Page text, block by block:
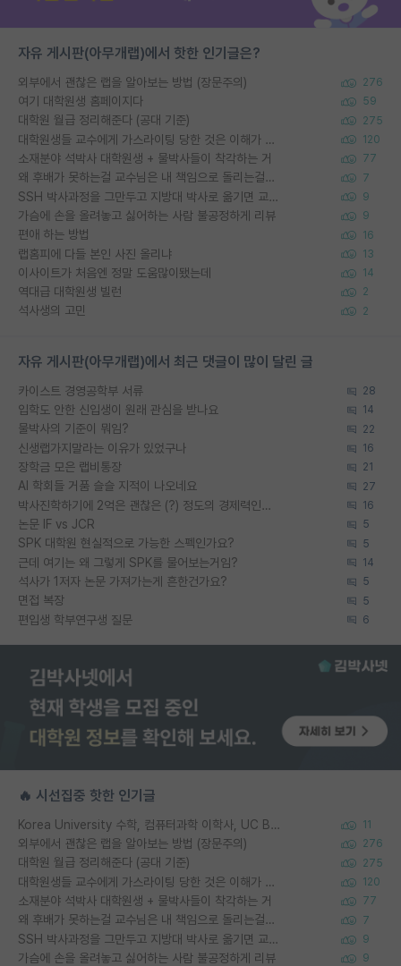
자유 게시판(아무개랩)에서 핫한 인기글은?
외부에서 괜찮은 랩을 알아보는 방법 (장문주의) 276
여기 대학원생 홈페이지다 59
대학원 월급 정리해준다 (공대 기준) 275
대학원생들 교수에게 가스라이팅 당한 것은 이해가 갑니다. 안타깝네요. 120
소재분야 석박사 대학원생 + 물박사들이 착각하는 거 77
왜 후배가 못하는걸 교수님은 내 책임으로 돌리는걸까요? 7
SSH 박사과정을 그만두고 지방대 박사로 옮기면 교수의 꿈은 끝일까요? 9
가슴에 손을 올려놓고 싫어하는 사람 불공정하게 리뷰 9
편애 하는 방법 16
랩홈피에 다들 본인 사진 올리냐 13
이사이트가 처음엔 정말 도움많이됐는데 14
역대급 대학원생 빌런 2
석사생의 고민 2
자유 게시판(아무개랩)에서 최근 댓글이 많이 달린 글
카이스트 경영공학부 서류 28
입학도 안한 신입생이 원래 관심을 받나요 14
물박사의 기준이 뭐임? 22
신생랩가지말라는 이유가 있었구나 16
장학금 모은 랩비통장 21
AI 학회들 거품 슬슬 지적이 나오네요 27
박사진학하기에 2억은 괜찮은 (?) 정도의 경제력인가요 16
논문 IF vs JCR 5
SPK 대학원 현실적으로 가능한 스펙인가요? 5
근데 여기는 왜 그렇게 SPK를 물어보는거임? 14
석사가 1저자 논문 가져가는게 흔한건가요? 5
면접 복장 5
편입생 학부연구생 질문 6
🔥 시선집중 핫한 인기글
Korea University 수학, 컴퓨터과학 이학사, UC Berkeley 산업공학 대학원 공학박사가 되는 것은 쉽지 않겠죠? 11
외부에서 괜찮은 랩을 알아보는 방법 (장문주의) 276
대학원 월급 정리해준다 (공대 기준) 275
대학원생들 교수에게 가스라이팅 당한 것은 이해가 갑니다. 안타깝네요. 120
소재분야 석박사 대학원생 + 물박사들이 착각하는 거 77
왜 후배가 못하는걸 교수님은 내 책임으로 돌리는걸까요? 7
SSH 박사과정을 그만두고 지방대 박사로 옮기면 교수의 꿈은 끝일까요? 9
가슴에 손을 올려놓고 싫어하는 사람 불공정하게 리뷰 9